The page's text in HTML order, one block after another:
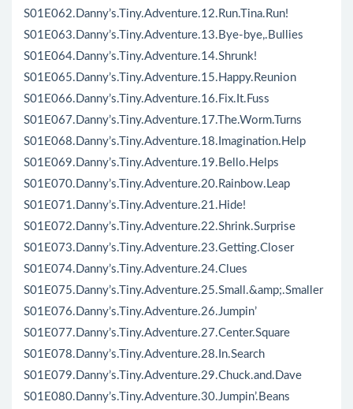
S01E062.Danny’s.Tiny.Adventure.12.Run.Tina.Run!
S01E063.Danny’s.Tiny.Adventure.13.Bye-bye,.Bullies
S01E064.Danny’s.Tiny.Adventure.14.Shrunk!
S01E065.Danny’s.Tiny.Adventure.15.Happy.Reunion
S01E066.Danny’s.Tiny.Adventure.16.Fix.It.Fuss
S01E067.Danny’s.Tiny.Adventure.17.The.Worm.Turns
S01E068.Danny’s.Tiny.Adventure.18.Imagination.Help
S01E069.Danny’s.Tiny.Adventure.19.Bello.Helps
S01E070.Danny’s.Tiny.Adventure.20.Rainbow.Leap
S01E071.Danny’s.Tiny.Adventure.21.Hide!
S01E072.Danny’s.Tiny.Adventure.22.Shrink.Surprise
S01E073.Danny’s.Tiny.Adventure.23.Getting.Closer
S01E074.Danny’s.Tiny.Adventure.24.Clues
S01E075.Danny’s.Tiny.Adventure.25.Small.&amp;.Smaller
S01E076.Danny’s.Tiny.Adventure.26.Jumpin’
S01E077.Danny’s.Tiny.Adventure.27.Center.Square
S01E078.Danny’s.Tiny.Adventure.28.In.Search
S01E079.Danny’s.Tiny.Adventure.29.Chuck.and.Dave
S01E080.Danny’s.Tiny.Adventure.30.Jumpin’.Beans